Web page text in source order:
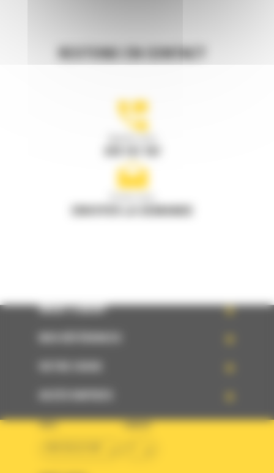
RESTONS EN CONTACT
WHAT’S NEW?
PAYS LANGUE